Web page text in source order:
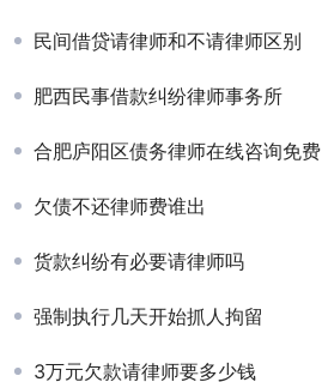
民间借贷请律师和不请律师区别
肥西民事借款纠纷律师事务所
合肥庐阳区债务律师在线咨询免费
欠债不还律师费谁出
货款纠纷有必要请律师吗
强制执行几天开始抓人拘留
3万元欠款请律师要多少钱